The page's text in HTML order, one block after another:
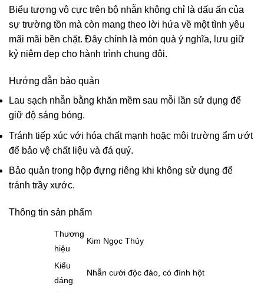
Biểu tượng vô cực trên bộ nhẫn không chỉ là dấu ấn của
sự trường tồn mà còn mang theo lời hứa về một tình yêu
mãi mãi bền chặt. Đây chính là món quà ý nghĩa, lưu giữ
kỷ niệm đẹp cho hành trình chung đôi.
Hướng dẫn bảo quản
Lau sạch nhẫn bằng khăn mềm sau mỗi lần sử dụng để
giữ độ sáng bóng.
Tránh tiếp xúc với hóa chất mạnh hoặc môi trường ẩm ướt
để bảo vệ chất liệu và đá quý.
Bảo quản trong hộp đựng riêng khi không sử dụng để
tránh trầy xước.
Thông tin sản phẩm
Thương
hiệu
Kim Ngọc Thủy
Kiểu
dáng
Nhẫn cưới độc đáo, có đính hột